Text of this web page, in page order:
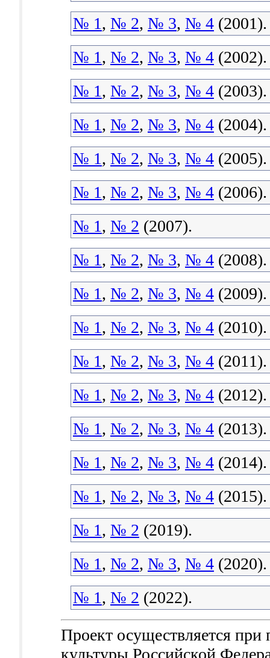
№ 1, № 2, № 3, № 4 (2001).
№ 1, № 2, № 3, № 4 (2002).
№ 1, № 2, № 3, № 4 (2003).
№ 1, № 2, № 3, № 4 (2004).
№ 1, № 2, № 3, № 4 (2005).
№ 1, № 2, № 3, № 4 (2006).
№ 1, № 2 (2007).
№ 1, № 2, № 3, № 4 (2008).
№ 1, № 2, № 3, № 4 (2009).
№ 1, № 2, № 3, № 4 (2010).
№ 1, № 2, № 3, № 4 (2011).
№ 1, № 2, № 3, № 4 (2012).
№ 1, № 2, № 3, № 4 (2013).
№ 1, № 2, № 3, № 4 (2014).
№ 1, № 2, № 3, № 4 (2015).
№ 1, № 2 (2019).
№ 1, № 2, № 3, № 4 (2020).
№ 1, № 2 (2022).
Проект осуществляется
культуры Российской